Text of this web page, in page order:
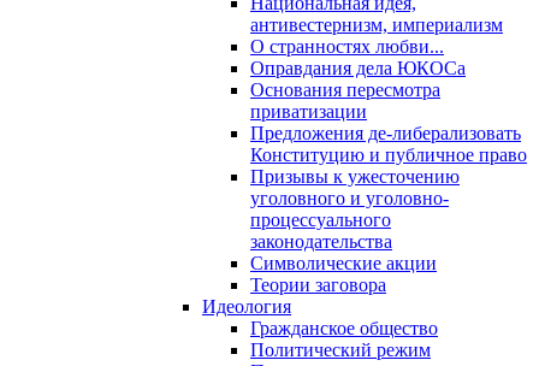
антивестернизм, империализм
О странностях любви...
Оправдания дела ЮКОСа
Основания пересмотра
приватизации
Предложения де-либерализовать
Конституцию и публичное право
Призывы к ужесточению
уголовного и уголовно-
процессуального
законодательства
Символические акции
Теории заговора
Идеология
Гражданское общество
Политический режим